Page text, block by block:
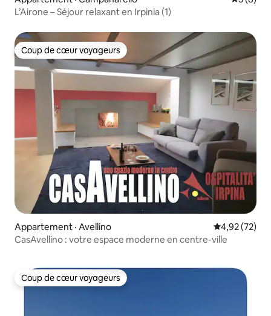
L’Airone – Séjour relaxant en Irpinia (1)
Coup de cœur voyageurs
Coup de cœur voyageurs
Appartement · Avellino Note
4,92 (72)
CasAvellino : votre espace moderne en centre-ville
Coup de cœur voyageurs
Coup de cœur voyageurs